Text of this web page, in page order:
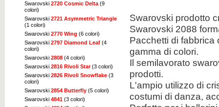
Swarovski 2720 Cosmic Delta (9
colori)
Swarovski 2721 Asymmetric Triangle
(1 colori)
Swarovski 2770 Wing (6 colori)
Swarovski 2797 Diamond Leaf (4
colori)
Swarovski 2808 (4 colori)
Swarovski 2816 Rivoli Star(3 colori)
Swarovski 2826 Rivoli Snowflake (3
colori)
Swarovski 2854 Butterfly (5 colori)
Swarovski 4841 (3 colori)
Swarovski prodotto
Swarovski 2088
Pacchetti di fabbrica
gamma di colori.
Il semilavorato
prodotti.
L'ampio utilizzo di
costumi di danza,